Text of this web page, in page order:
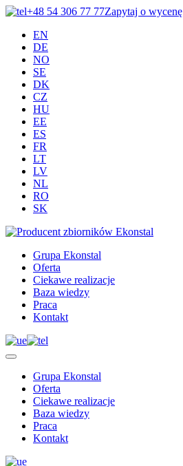
+48 54 306 77 77Zapytaj o wycenę
EN
DE
NO
SE
DK
CZ
HU
EE
ES
FR
LT
LV
NL
RO
SK
Grupa Ekonstal
Oferta
Ciekawe realizacje
Baza wiedzy
Praca
Kontakt
Grupa Ekonstal
Oferta
Ciekawe realizacje
Baza wiedzy
Praca
Kontakt